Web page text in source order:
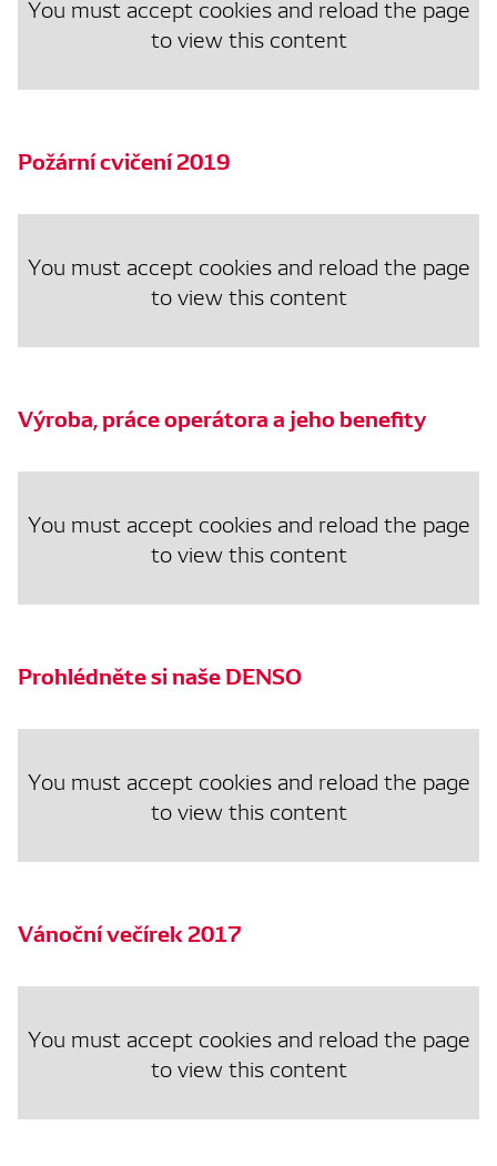
You must accept cookies and reload the page
to view this content
Požární cvičení 2019
You must accept cookies and reload the page
to view this content
Výroba, práce operátora a jeho benefity
You must accept cookies and reload the page
to view this content
Prohlédněte si naše DENSO
You must accept cookies and reload the page
to view this content
Vánoční večírek 2017
You must accept cookies and reload the page
to view this content